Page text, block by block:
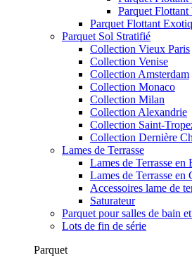
Parquet Flottant
Parquet Flottant
Parquet Sol Stratifié
Collection Vieux Paris
Collection Venise
Collection Amsterdam
Collection Monaco
Collection Milan
Collection Alexandrie
Collection Saint-
Collection Dernière
Lames de Terrasse
Lames de Terrasse
Lames de Terrasse en
Accessoires lame de
Saturateur
Parquet pour salles de bain
Lots de fin de série
Parquet